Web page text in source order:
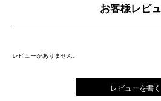
お客様レビ
レビューがありません。
レビューを書く